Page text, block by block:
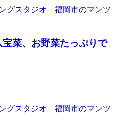
菜、お野菜たっぷりで